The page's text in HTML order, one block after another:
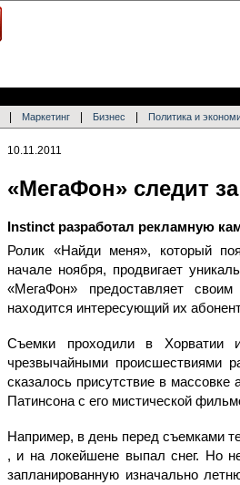
Маркетинг Бизнес Политика и
10.11.2011
«МегаФон» следит
Instinct разработал рекламную
Ролик «Найди меня», который
начале ноября, продвигает
«МегаФон» предоставляет
находится интересующий их
Съемки проходили в
чрезвычайными происшествиями
сказалось присутствие в массовке
Патинсона с его мистической
Например, в день перед съемками
, и на локейшене выпал снег. Но
запланированную изначально